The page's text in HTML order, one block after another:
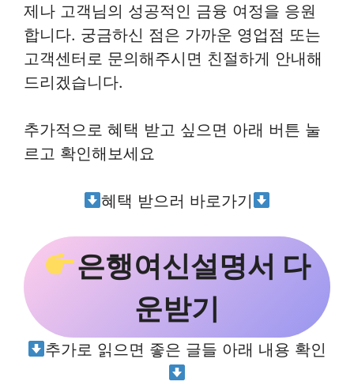
제나 고객님의 성공적인 금융 여정을 응원
합니다. 궁금하신 점은 가까운 영업점 또는
고객센터로 문의해주시면 친절하게 안내해
드리겠습니다.
추가적으로 혜택 받고 싶으면 아래 버튼 눌
르고 확인해보세요
혜택 받으러 바로가기
은행여신설명서 다
운받기
추가로 읽으면 좋은 글들 아래 내용 확인